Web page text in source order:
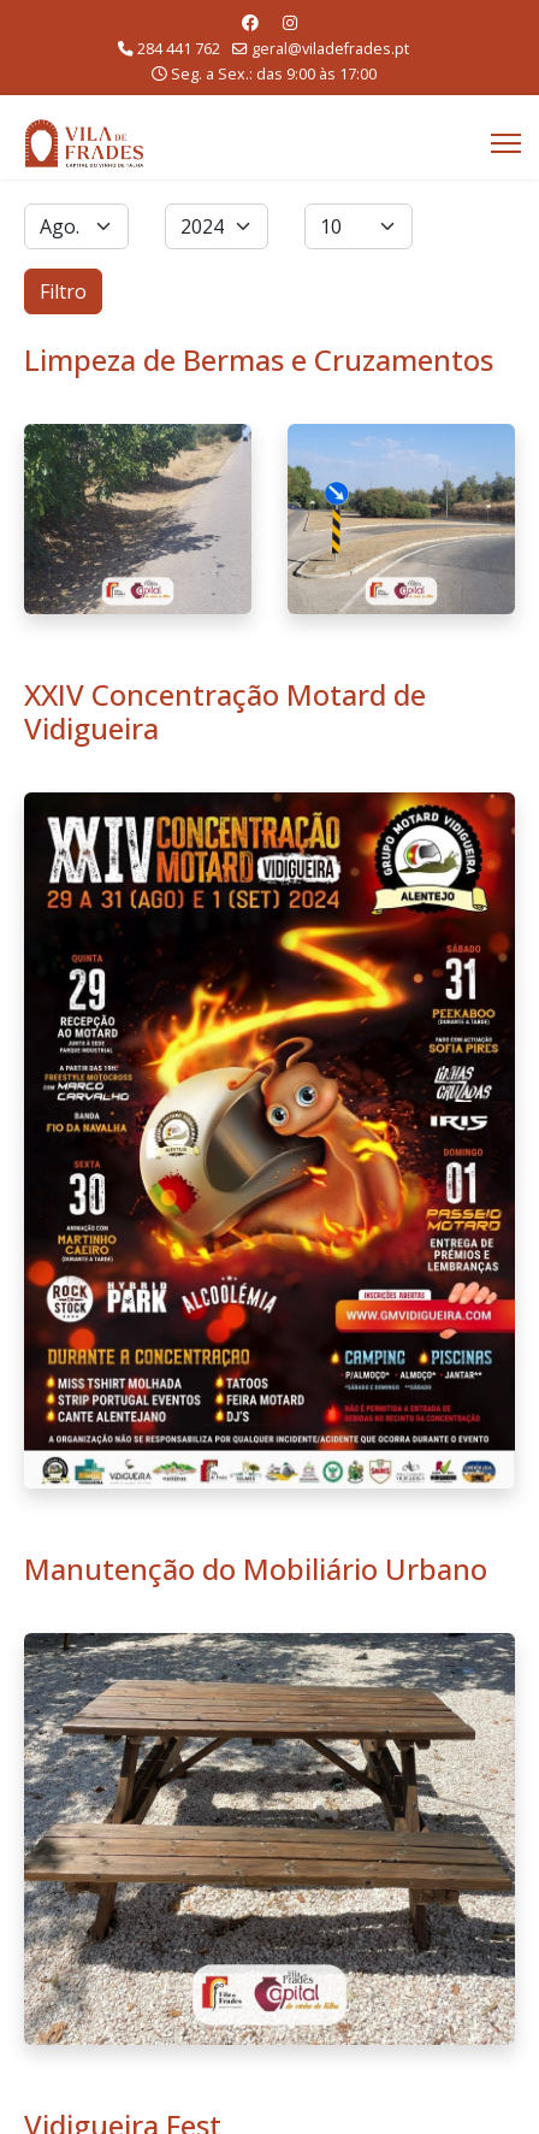
284 441 762
geral@viladefrades.pt
Seg. a Sex.: das 9:00 às 17:00
Filtros
Mês Ano Qtd. a exibir
Filtro
Limpeza de Bermas e Cruzamentos
XXIV Concentração Motard de
Vidigueira
Manutenção do Mobiliário Urbano
Vidigueira Fest